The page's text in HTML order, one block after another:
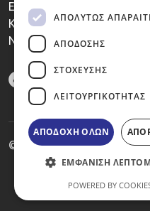
Εθνικός Οργανισμός
Καταπολέμησης του
Ντόπινγκ
© EOKAN. All rights
Footer
Πολιτική Προστασίας
Δήλωση
ΑΠΟΛΎΤΩΣ
ΑΠΌΔΟΣΗΣ
ΣΤΌΧΕΥΣΗΣ
ΛΕΙΤΟΥΡΓΙΚΌΤΗΤΑΣ
ΑΠΟΔΟΧΉ ΌΛΩΝ
ΕΜΦΆΝΙΣΗ
POWERED BY